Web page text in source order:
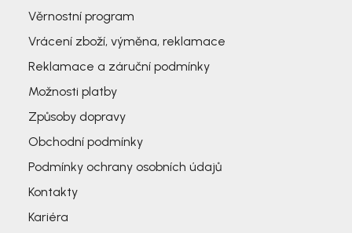
Věrnostní program
Vrácení zboží, výměna, reklamace
Reklamace a záruční podmínky
Možnosti platby
Způsoby dopravy
Obchodní podmínky
Podmínky ochrany osobních údajů
Kontakty
Kariéra